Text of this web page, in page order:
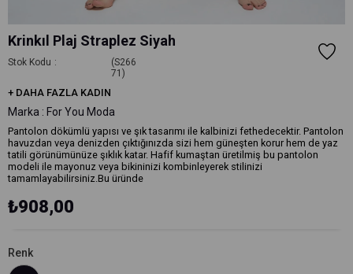
Krinkıl Plaj Straplez Siyah
Stok Kodu
(S266
71)
+ DAHA FAZLA KADIN
Marka : For You Moda
Pantolon dökümlü yapısı ve şık tasarımı ile kalbinizi fethedecektir. Pantolon
havuzdan veya denizden çıktığınızda sizi hem güneşten korur hem de yaz
tatili görünümünüze şıklık katar. Hafif kumaştan üretilmiş bu pantolon
modeli ile mayonuz veya bikininizi kombinleyerek stilinizi
tamamlayabilirsiniz.Bu üründe
₺908,00
Renk